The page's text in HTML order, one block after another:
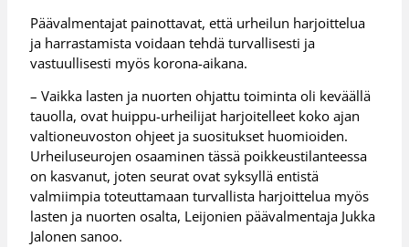
Päävalmentajat painottavat, että urheilun harjoittelua
ja harrastamista voidaan tehdä turvallisesti ja
vastuullisesti myös korona-aikana.
– Vaikka lasten ja nuorten ohjattu toiminta oli keväällä
tauolla, ovat huippu-urheilijat harjoitelleet koko ajan
valtioneuvoston ohjeet ja suositukset huomioiden.
Urheiluseurojen osaaminen tässä poikkeustilanteessa
on kasvanut, joten seurat ovat syksyllä entistä
valmiimpia toteuttamaan turvallista harjoittelua myös
lasten ja nuorten osalta, Leijonien päävalmentaja Jukka
Jalonen sanoo.